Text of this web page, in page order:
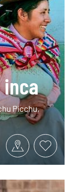
inca
Picchu,